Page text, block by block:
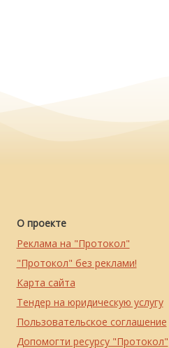
О проекте
Реклама на "Протокол"
"Протокол" без реклами!
Карта сайта
Тендер на юридическую услугу
Пользовательское соглашение
Допомогти ресурсу "Протокол"